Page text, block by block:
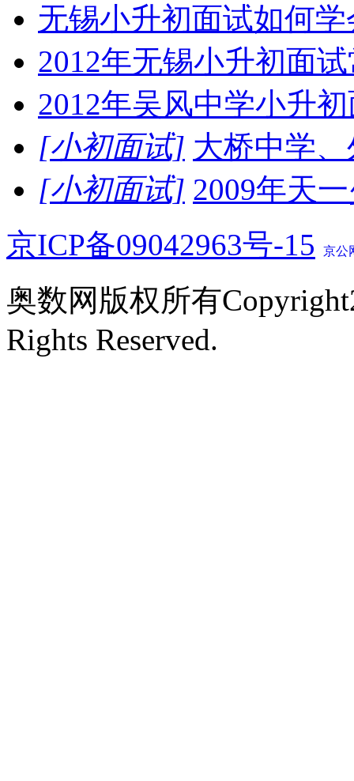
无锡小升初面试如何
2012年无锡小升初面
2012年吴风中学小升
[小初面试] 大桥中学
[小初面试] 2009年天
京ICP备09042963号-15
京公
奥数网版权所有
Rights Reserved.